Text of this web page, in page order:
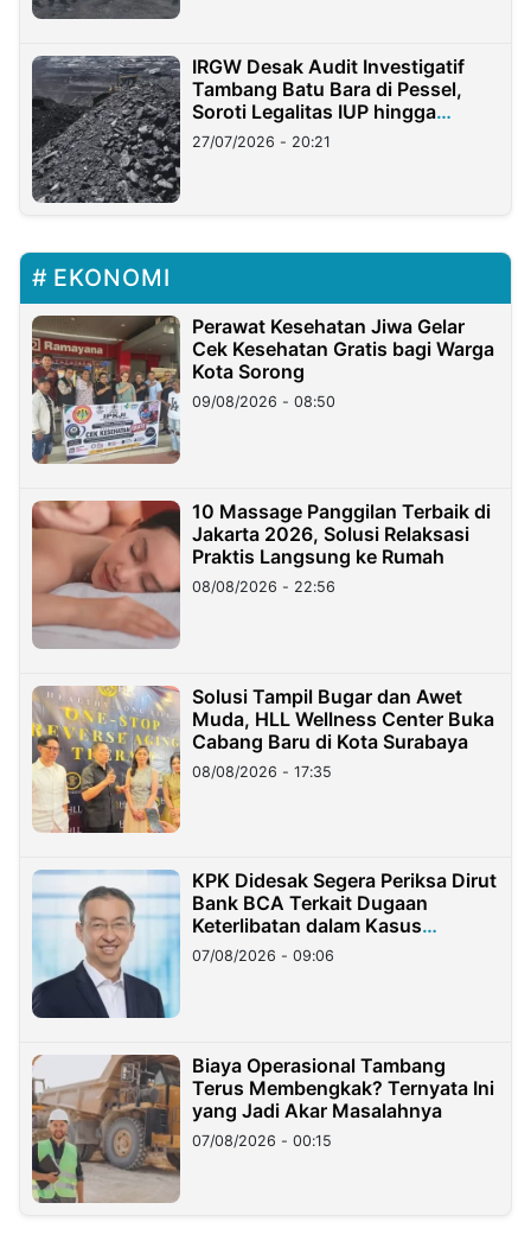
IRGW Desak Audit Investigatif
Tambang Batu Bara di Pessel,
Soroti Legalitas IUP hingga
Stockpile
27/07/2026 - 20:21
EKONOMI
Perawat Kesehatan Jiwa Gelar
Cek Kesehatan Gratis bagi Warga
Kota Sorong
09/08/2026 - 08:50
10 Massage Panggilan Terbaik di
Jakarta 2026, Solusi Relaksasi
Praktis Langsung ke Rumah
08/08/2026 - 22:56
Solusi Tampil Bugar dan Awet
Muda, HLL Wellness Center Buka
Cabang Baru di Kota Surabaya
08/08/2026 - 17:35
KPK Didesak Segera Periksa Dirut
Bank BCA Terkait Dugaan
Keterlibatan dalam Kasus
Hilangnya Dana Nasabah Rp2,58
Miliar
07/08/2026 - 09:06
Biaya Operasional Tambang
Terus Membengkak? Ternyata Ini
yang Jadi Akar Masalahnya
07/08/2026 - 00:15